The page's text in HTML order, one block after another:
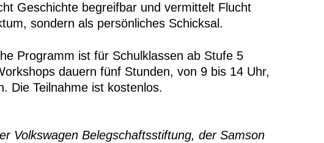
Geschichte begreifbar und vermittelt Flucht
sondern als persönliches Schicksal.
Programm ist für Schulklassen ab Stufe 5
dauern fünf Stunden, von 9 bis 14 Uhr,
Die Teilnahme ist kostenlos.
Volkswagen Belegschaftsstiftung, der Samson